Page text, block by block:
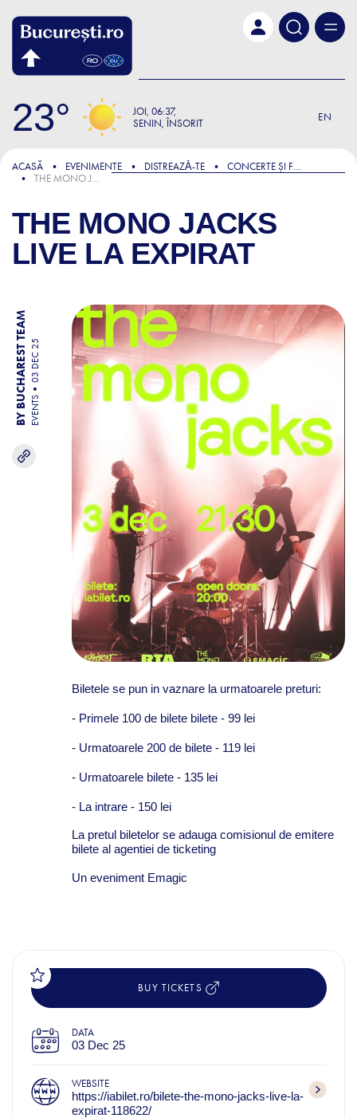
23 JOI 06:37
SENIN, ÎNSORIT
EN
ACASĂ EVENIMENTE DISTREAZǍ-TE
CONCERTE ȘI FESTIVALURI
THE MONO JACKS LIVE LA EXPIRAT
THE MONO JACKS
LIVE LA EXPIRAT
BY BUCHAREST TEAM EVENTS
03 DEC 25
Biletele se pun in vaznare la urmatoarele preturi:
- Primele 100 de bilete bilete - 99 lei
- Urmatoarele 200 de bilete - 119 lei
- Urmatoarele bilete - 135 lei
- La intrare - 150 lei
La pretul biletelor se adauga comisionul de emitere
bilete al agentiei de ticketing
Un eveniment Emagic
BUY TICKETS
DATA
03 Dec 25
WEBSITE
https://iabilet.ro/bilete-the-mono-jacks-live-la-
expirat-118622/